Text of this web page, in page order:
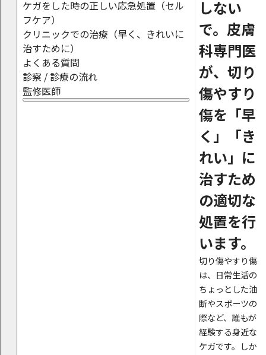
ケガをした時の正しい応急処置（セル
フケア）
クリニックでの治療（早く、きれいに
治すために）
よくある質問
診察 / 診療の流れ
監修医師
しない
で。皮膚
科専門医
が、切り
傷やすり
傷を「早
く」「き
れい」に
治すため
の適切な
処置を行
います。
切り傷やすり傷
は、日常生活の
ちょっとした油
断やスポーツの
際など、誰もが
経験する身近な
ケガです。しか